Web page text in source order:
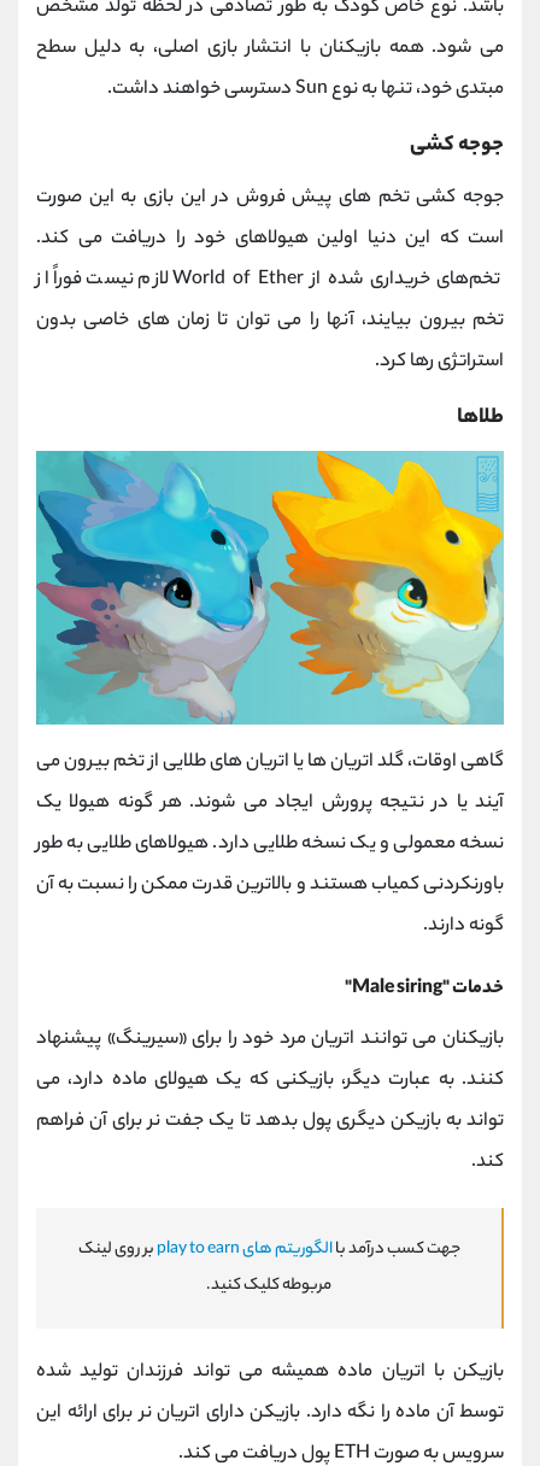
باشد. نوع خاص کودک به طور تصادفی در لحظه تولد مشخص
می شود. همه بازیکنان با انتشار بازی اصلی، به دلیل سطح
مبتدی خود، تنها به نوع Sun دسترسی خواهند داشت.
جوجه کشی
جوجه کشی تخم های پیش فروش در این بازی به این صورت
است که این دنیا اولین هیولاهای خود را دریافت می کند.
تخم‌های خریداری‌ شده از World of Ether لازم نیست فوراً از
تخم بیرون بیایند، آنها را می‌ توان تا زمان‌ های خاصی بدون
استراتژی رها کرد.
طلاها
گاهی اوقات، گلد اتریان ها یا اتریان های طلایی از تخم بیرون می
آیند یا در نتیجه پرورش ایجاد می شوند. هر گونه هیولا یک
نسخه معمولی و یک نسخه طلایی دارد. هیولاهای طلایی به طور
باورنکردنی کمیاب هستند و بالاترین قدرت ممکن را نسبت به آن
گونه دارند.
خدمات "Male siring"
بازیکنان می توانند اتریان مرد خود را برای «سیرینگ» پیشنهاد
کنند. به عبارت دیگر، بازیکنی که یک هیولای ماده دارد، می
‌تواند به بازیکن دیگری پول بدهد تا یک جفت نر برای آن فراهم
کند.
جهت کسب درآمد باالگوریتم های play to earn
بر روی لینک
مربوطه کلیک کنید.
بازیکن با اتریان ماده همیشه می تواند فرزندان تولید شده
توسط آن ماده را نگه دارد. بازیکن دارای اتریان نر برای ارائه این
سرویس به صورت ETH پول دریافت می کند.